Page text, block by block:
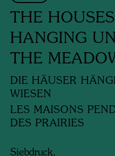
THE
HANGING
THE
DIE HÄUSER
WIESEN
LES MAISONS
DES PRAIRIES
Siebdruck,